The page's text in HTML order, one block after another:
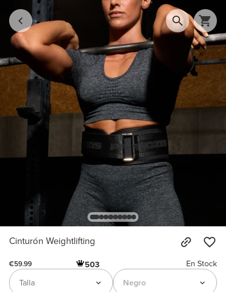
Cinturón Weightlifting
€59.99 503
En Stock
Negro
Talla